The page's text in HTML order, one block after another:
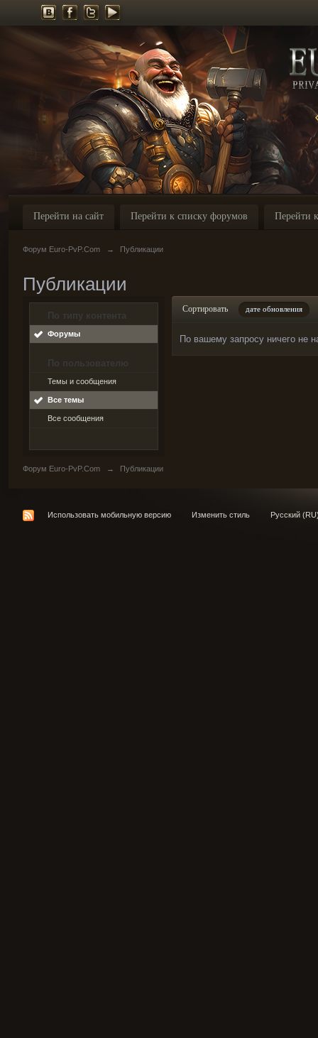
Перейти на сайт Перейти к списку форумов Перейти
Форум Euro-PvP.Com → Публикации
Публикации
По типу контента
Форумы
По пользователю
Темы и сообщения
Все темы
Все сообщения
Сортировать дате обновления
По вашему запросу ничего не
Форум Euro-PvP.Com → Публикации
Использовать мобильную версию Изменить стиль Русский